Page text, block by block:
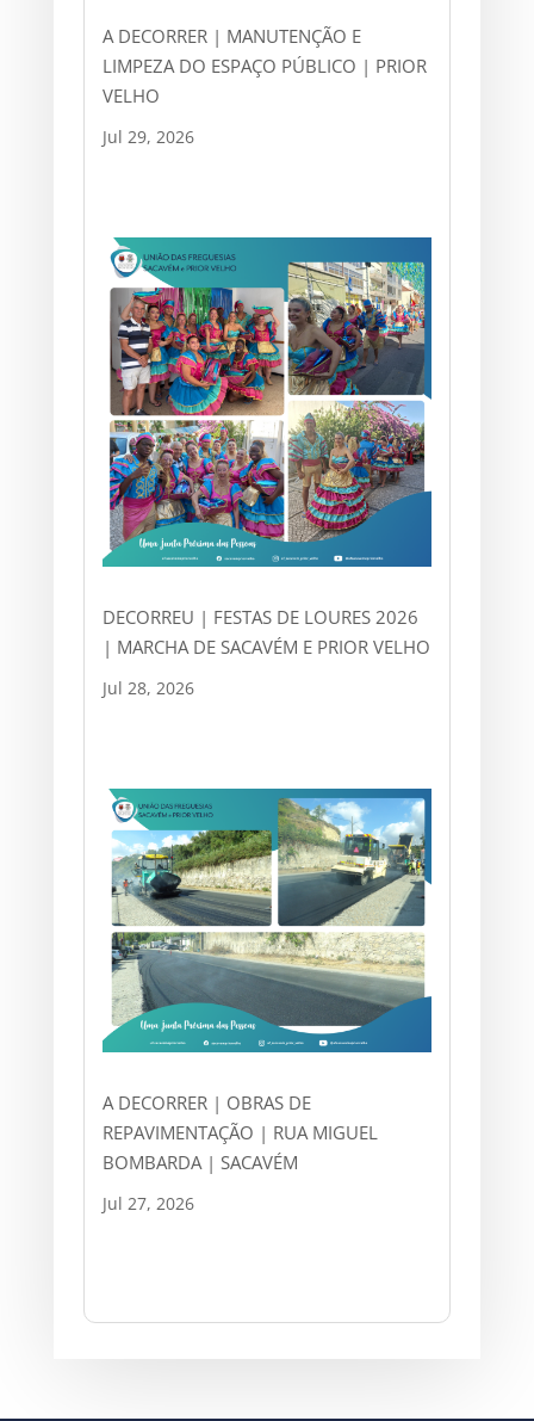
A DECORRER | MANUTENÇÃO E
LIMPEZA DO ESPAÇO PÚBLICO | PRIOR
VELHO
Jul 29, 2026
DECORREU | FESTAS DE LOURES 2026
| MARCHA DE SACAVÉM E PRIOR VELHO
Jul 28, 2026
A DECORRER | OBRAS DE
REPAVIMENTAÇÃO | RUA MIGUEL
BOMBARDA | SACAVÉM
Jul 27, 2026